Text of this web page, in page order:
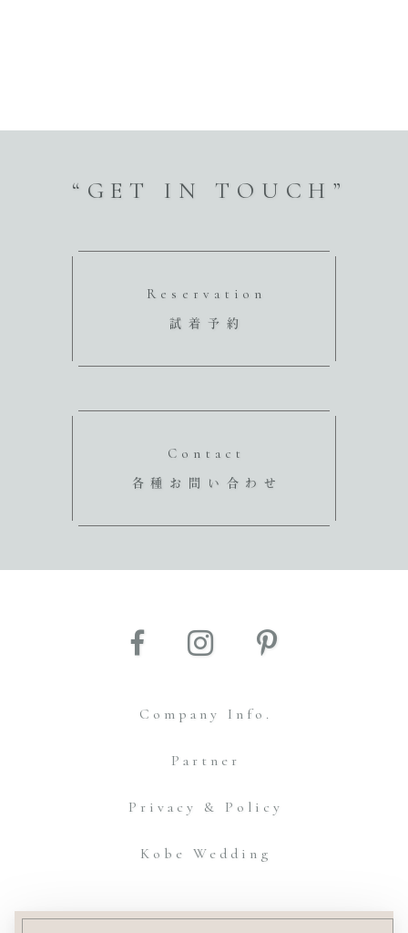
“GET IN TOUCH”
Reservation
試着予約
Contact
各種お問い合わせ
Company Info.
Partner
Privacy & Policy
Kobe Wedding
© Amtteliebe Co.,Ltd.